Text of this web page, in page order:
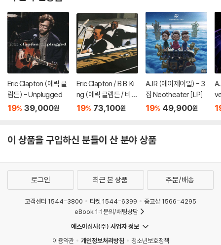
Eric Clapton (에릭 클
립튼) - Unplugged
19% 39,000원
Eric Clapton / B.B. Ki
ng (에릭 클랩튼 / 비비
킹) - Riding With Th
19% 73,100원
AJR (에이제이알) - 3
집 Neotheater [LP]
19% 49,900원
이 상품을 구입하신 분들이 산 분야 상품
로그인 최근 본 상품 주문/배송
고객센터 1544-3800 티켓 1544-6399
중고샵 1566-4295
eBook 1:1문의/채팅상담
예스이십사(주) 사업자 정보
이용약관
개인정보처리방침 청소년보호정책